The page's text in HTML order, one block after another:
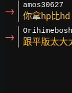
→ amos30627
你拿hp比
→ 跟平版太大